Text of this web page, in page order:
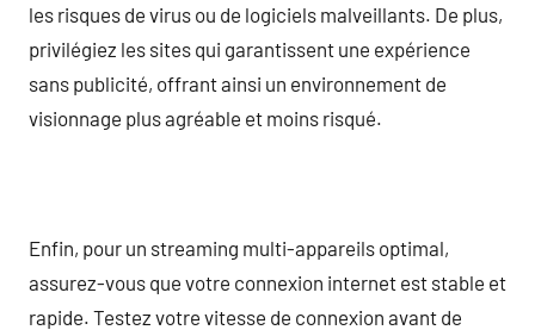
les risques de virus ou de logiciels malveillants. De plus,
privilégiez les sites qui garantissent une expérience
sans publicité, offrant ainsi un environnement de
visionnage plus agréable et moins risqué.
Enfin, pour un streaming multi-appareils optimal,
assurez-vous que votre connexion internet est stable et
rapide. Testez votre vitesse de connexion avant de